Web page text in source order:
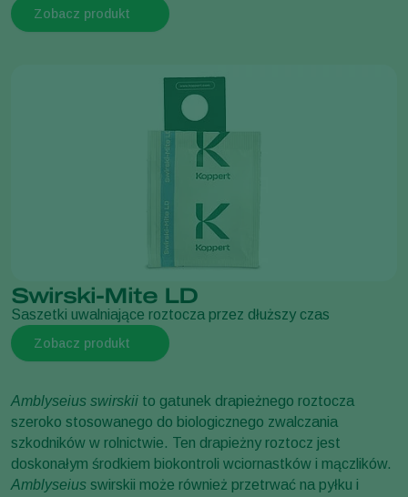
Zobacz produkt
Swirski-Mite LD
Saszetki uwalniające roztocza przez dłuższy czas
Zobacz produkt
Amblyseius swirskii to gatunek drapieżnego roztocza
szeroko stosowanego do biologicznego zwalczania
szkodników w rolnictwie. Ten drapieżny roztocz jest
doskonałym środkiem biokontroli wciornastków i mączlików.
Amblyseius swirskii może również przetrwać na pyłku i